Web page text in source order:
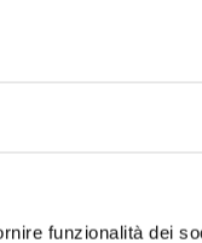
funzionalità dei